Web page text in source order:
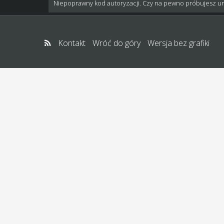
Niepoprawny kod autoryzacji. Czy na pewno próbujesz
Kontakt Wróć do góry Wersja bez grafiki